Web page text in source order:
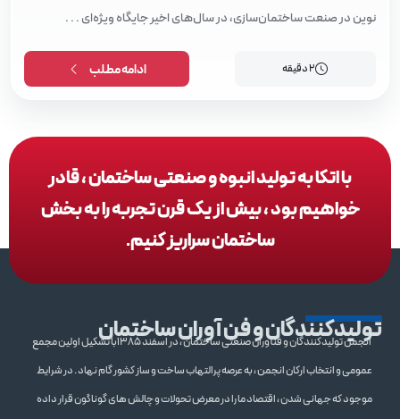
نوین در صنعت ساختمان‌سازی، در سال‌های اخیر جایگاه ویژه‌ای . . .
2 دقیقه ادامه مطلب
با اتکا به تولید انبوه و صنعتی ساختمان ، قادر
خواهیم بود ، بیش از یک قرن تجربه را به بخش
ساختمان سراریز کنیم.
تولیدکنندگان و فن آوران ساختمانانجمن تولیدکنندگان و فنآوران صنعتی ساختمان ، در اسفند 1385با تشکیل اولین مجمع
عمومی و انتخاب ارکان انجمن ، به عرصه پرالتهاب ساخت و ساز کشور گام نهاد . در شرایط
موجود که جهانی شدن ، اقتصاد ما را در معرض تحولات و چالش های گوناگون قرار داده